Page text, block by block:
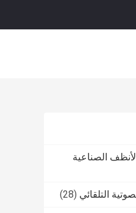
الصناعية
التلقائي (28)